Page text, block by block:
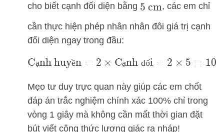
cho biết cạnh đối diện bằng 5 cm, các em chỉ
cần thực hiện phép nhân nhân đôi giá trị cạnh
đối diện ngay trong đầu:
ạ ề ạ đố
Cạnh huyền= 2 ×Cạnh đối =2 ×5= 10cm
Mẹo tư duy trực quan này giúp các em chốt
đáp án trắc nghiệm chính xác 100% chỉ trong
vòng 1 giây mà không cần mất thời gian đặt
bút viết công thức lượng giác ra nháp!